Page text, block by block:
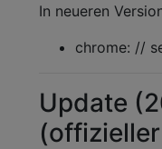
In neueren
chrome: //
Update